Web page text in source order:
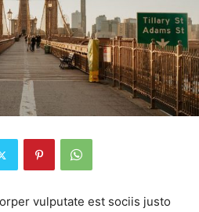
vulputate est sociis justo